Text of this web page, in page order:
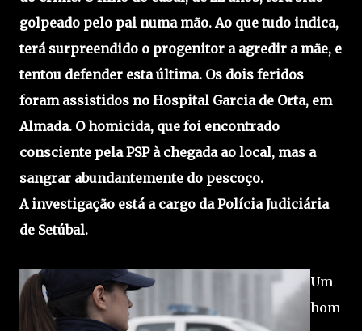
golpeado pelo pai numa mão. Ao que tudo indica,
terá surpreendido o progenitor a agredir a mãe, e
tentou defender esta última. Os dois feridos
foram assistidos no Hospital Garcia de Orta, em
Almada. O homicida, que foi encontrado
consciente pela PSP à chegada ao local, mas a
sangrar abundantemente do pescoço.
A investigação está a cargo da Polícia Judiciária
de Setúbal.
Um
hom